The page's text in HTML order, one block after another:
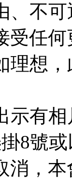
、不
受任
理想
示有
8號
消，